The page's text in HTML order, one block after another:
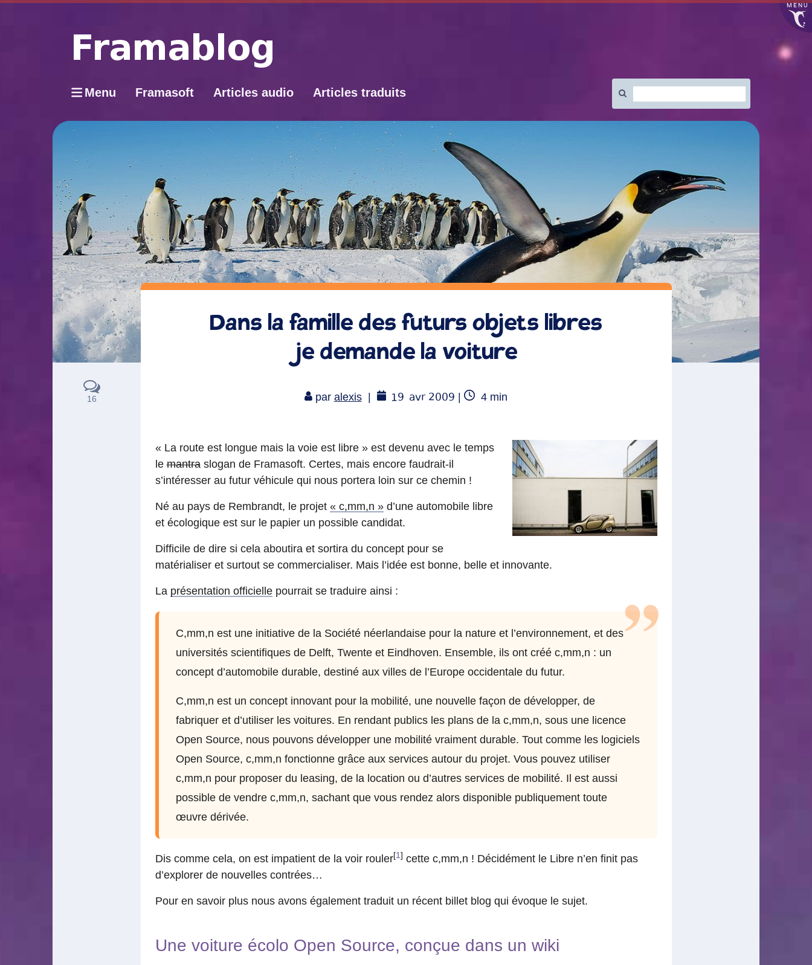
MENU
Menu Framasoft Articles audio Articles traduits
:
16
Dans la famille des futurs objets libres
je demande la voiture
par alexis 19 avr 2009 |
Temps
4 min
« La route est longue mais la voie est libre » est devenu avec le temps
lemantraslogan de Framasoft. Certes, mais encore faudrait-il
s’intéresser au futur véhicule qui nous portera loin sur ce chemin !
Né au pays de Rembrandt, le projet « c,mm,n »d’une automobile libre
et écologique est sur le papier un possible candidat.
Difficile de dire si cela aboutira et sortira du concept pour se
matérialiser et surtout se commercialiser. Mais l’idée est bonne, belle et innovante.
La présentation officiellepourrait se traduire ainsi :
C,mm,n est une initiative de la Société néerlandaise pour la nature et l’environnement, et des
universités scientifiques de Delft, Twente et Eindhoven. Ensemble, ils ont créé c,mm,n : un
concept d’automobile durable, destiné aux villes de l’Europe occidentale du futur.
C,mm,n est un concept innovant pour la mobilité, une nouvelle façon de développer, de
fabriquer et d’utiliser les voitures. En rendant publics les plans de la c,mm,n, sous une licence
Open Source, nous pouvons développer une mobilité vraiment durable. Tout comme les logiciels
Open Source, c,mm,n fonctionne grâce aux services autour du projet. Vous pouvez utiliser
c,mm,n pour proposer du leasing, de la location ou d’autres services de mobilité. Il est aussi
possible de vendre c,mm,n, sachant que vous rendez alors disponible publiquement toute
œuvre dérivée.
Dis comme cela, on est impatient de la voir rouler[1] cette c,mm,n ! Décidément le Libre n’en finit pas
d’explorer de nouvelles contrées…
Pour en savoir plus nous avons également traduit un récent billet blog qui évoque le sujet.
Une voiture écolo Open Source, conçue dans un wiki